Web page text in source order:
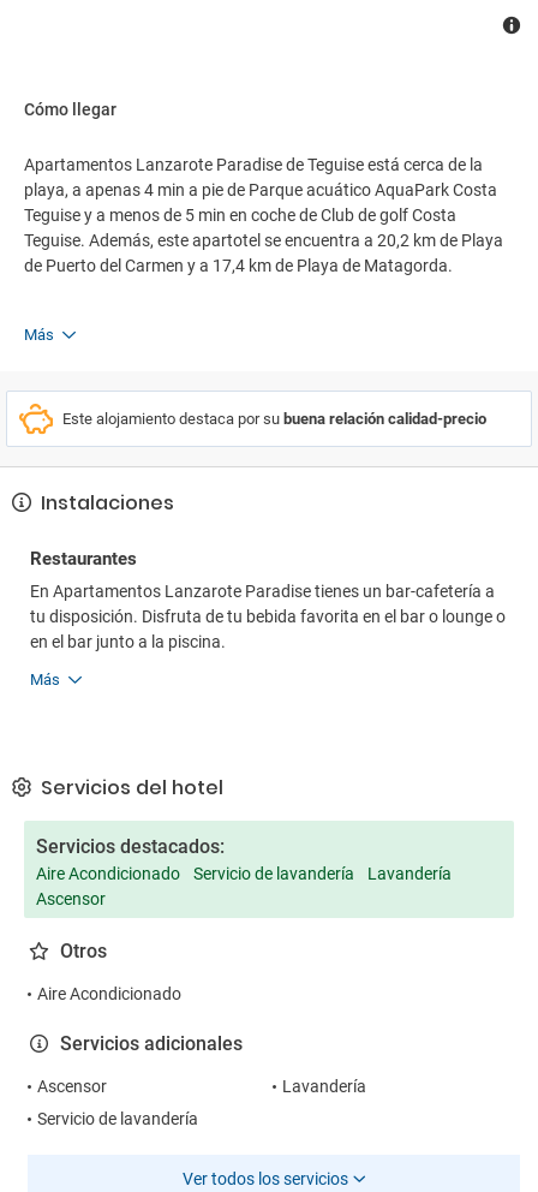
Cómo llegar
Apartamentos Lanzarote Paradise de Teguise está cerca de la
playa, a apenas 4 min a pie de Parque acuático AquaPark Costa
Teguise y a menos de 5 min en coche de Club de golf Costa
Teguise. Además, este apartotel se encuentra a 20,2 km de Playa
de Puerto del Carmen y a 17,4 km de Playa de Matagorda.
Más
Este alojamiento destaca por su buena relación calidad-precio
Instalaciones
Restaurantes
En Apartamentos Lanzarote Paradise tienes un bar-cafetería a
tu disposición. Disfruta de tu bebida favorita en el bar o lounge o
en el bar junto a la piscina.
Más
Servicios del hotel
Servicios destacados:
Aire Acondicionado Servicio de lavandería
Lavandería
Ascensor
Otros
Aire Acondicionado
Servicios adicionales
Ascensor
Lavandería
Servicio de lavandería
Ver todos los servicios